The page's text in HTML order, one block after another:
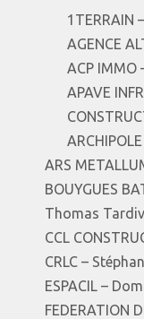
1TERRAIN
AGENCE
ACP IMMO
APAVE
ARS
BOUYGUES
Thomas
CCL
CRLC –
ESPACIL –
FEDERATION